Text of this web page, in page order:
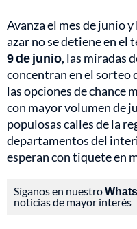
Avanza el mes de junio
azar no se detiene en
9 de junio, las miradas
concentran en el sorteo
las opciones de chance
con mayor volumen de
populosas calles de la
departamentos del
esperan con tiquete en
Síganos en nuestro
noticias de mayor interés